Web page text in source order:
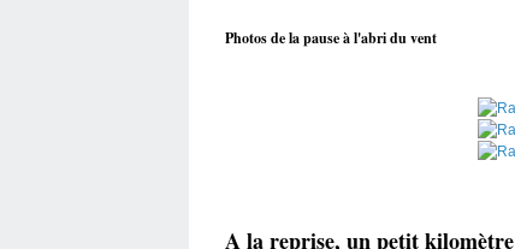
Photos de la pause à l'abri du vent
A la reprise, un petit kilomètre